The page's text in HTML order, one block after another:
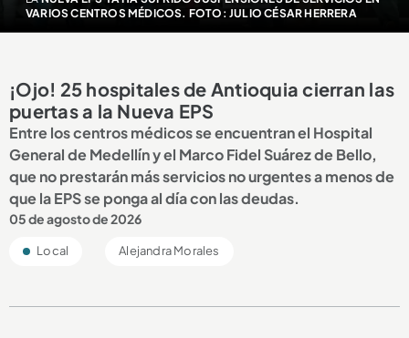
VARIOS CENTROS MÉDICOS. FOTO: JULIO CÉSAR HERRERA
¡Ojo! 25 hospitales de Antioquia cierran las
puertas a la Nueva EPS
Entre los centros médicos se encuentran el Hospital
General de Medellín y el Marco Fidel Suárez de Bello,
que no prestarán más servicios no urgentes a menos de
que la EPS se ponga al día con las deudas.
05 de agosto de 2026
Local Alejandra Morales